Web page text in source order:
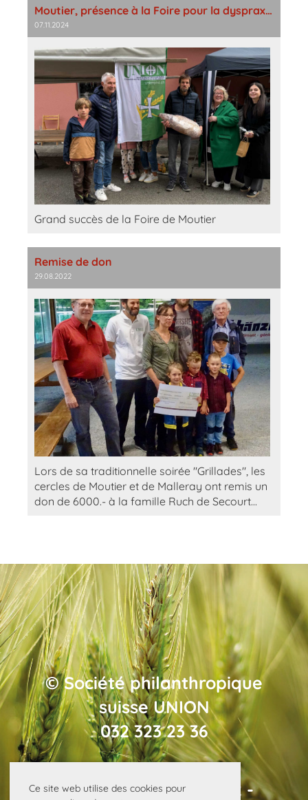
Ce site web utilise des cookies pour
Moutier, présence à la Foire pour la dyspraxie
07.11.2024
Grand succès de la Foire de Moutier
Remise de don
29.08.2022
Lors de sa traditionnelle soirée "Grillades", les
cercles de Moutier et de Malleray ont remis un
don de 6000.- à la famille Ruch de Secourt...
© Société philanthropique
suisse UNION
032 323 23 36
Rue Général Dufour 12 -